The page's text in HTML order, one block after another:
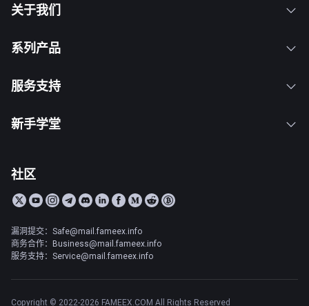
关于我们
系列产品
服务支持
新手学堂
社区
漏洞提交：Safe@mail.fameex.info
商务合作：Business@mail.fameex.info
服务支持：Service@mail.fameex.info
Copyright © 2022-2026 FAMEEX.COM All Rights Reserved